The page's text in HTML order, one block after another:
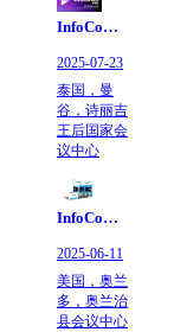
InfoComm Asia 2025 泰国展 | 共拓东南亚视听新机遇
2025-07-23
泰国，曼
谷，诗丽吉
王后国家会
议中心
InfoComm 2025 | KinglightGALAXY银河邀您共赴北美视听盛宴
2025-06-11
美国，奥兰
多，奥兰治
县会议中心